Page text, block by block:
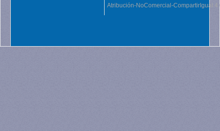
Atribución-NoComercial-CompartirIgual